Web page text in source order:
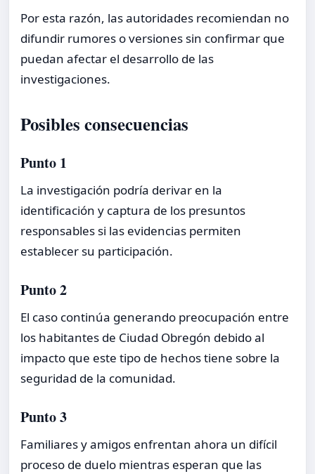
Por esta razón, las autoridades recomiendan no
difundir rumores o versiones sin confirmar que
puedan afectar el desarrollo de las
investigaciones.
Posibles consecuencias
Punto 1
La investigación podría derivar en la
identificación y captura de los presuntos
responsables si las evidencias permiten
establecer su participación.
Punto 2
El caso continúa generando preocupación entre
los habitantes de Ciudad Obregón debido al
impacto que este tipo de hechos tiene sobre la
seguridad de la comunidad.
Punto 3
Familiares y amigos enfrentan ahora un difícil
proceso de duelo mientras esperan que las